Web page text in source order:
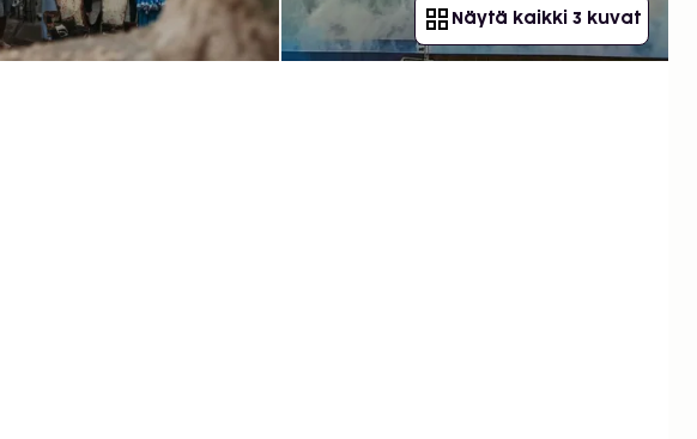
Näytä kaikki 3 kuvat